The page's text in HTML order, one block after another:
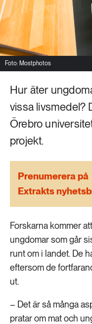
Mat & jordbruk
Skog
Social
Transport
Vatten
252 ARTIKLAR
Landsbygd
939 ARTIKLAR
Livsstil &
612 ARTIKLAR
262 ARTIKLAR
360 ARTIKLAR
Social hållbarhet
189 ARTIKLAR
Transport
473 ARTIKLAR
Foto: Mostphotos
Hur äter
vissa livsmedel?
Örebro
projekt.
Prenumerera på
Extrakts
Forskarna kommer
ungdomar som går
runt om i landet. De
eftersom de
ut.
– Det är så många
pratar om mat och